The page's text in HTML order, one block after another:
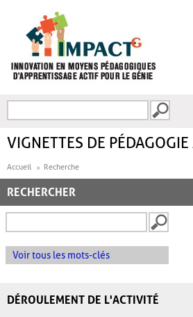
FORMULAIRE DE
VIGNETTES DE
Accueil Recherche
RECHERCHER
Voir tous les mots-clés
DÉROULEMENT DE L'ACTIVITÉ